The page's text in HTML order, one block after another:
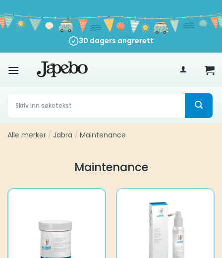
to
content
500
30 dagers angrerett
Søk
etter:
Alle merker / Jabra / Maintenance
Maintenance